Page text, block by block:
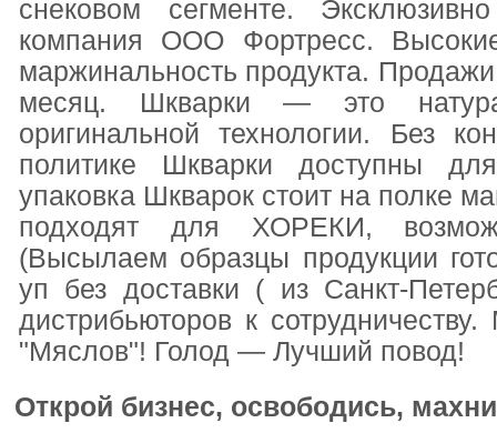
снековом сегменте.
компания ООО Фортресс.
маржинальность продукта.
месяц. Шкварки — это
оригинальной технологии. Без
политике Шкварки доступны
упаковка Шкварок стоит на полке
подходят для ХОРЕКИ,
(Высылаем образцы продукции
уп без доставки ( из Санкт-
дистрибьюторов к сотрудничеству.
"Мяслов"! Голод — Лучший повод!
Открой бизнес, освободись,